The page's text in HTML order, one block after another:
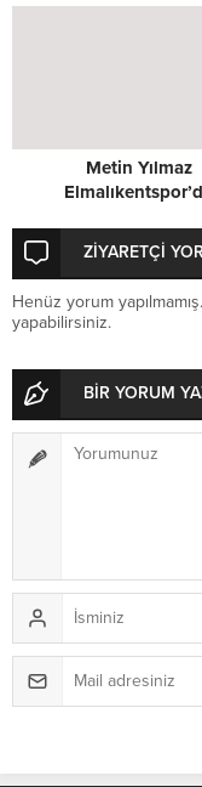
Masada
Metin Yılmaz
ZİYARETÇİ
Henüz yorum
yapabilirsiniz.
BİR YORUM